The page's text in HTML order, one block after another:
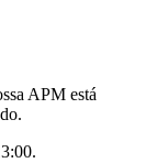
APM está